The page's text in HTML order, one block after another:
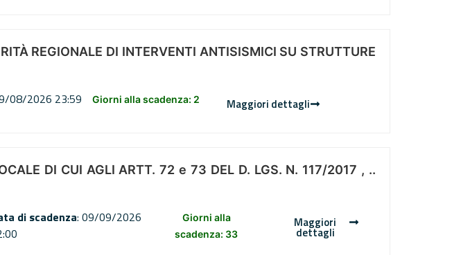
REGIONALE DI INTERVENTI ANTISISMICI SU STRUTTURE
08/2026 23:59 Giorni alla scadenza: 2 Maggiori dettagli
DI CUI AGLI ARTT. 72 e 73 DEL D. LGS. N. 117/2017 , ..
di scadenza: 09/09/2026
Giorni alla
scadenza: 33
Maggiori
dettagli